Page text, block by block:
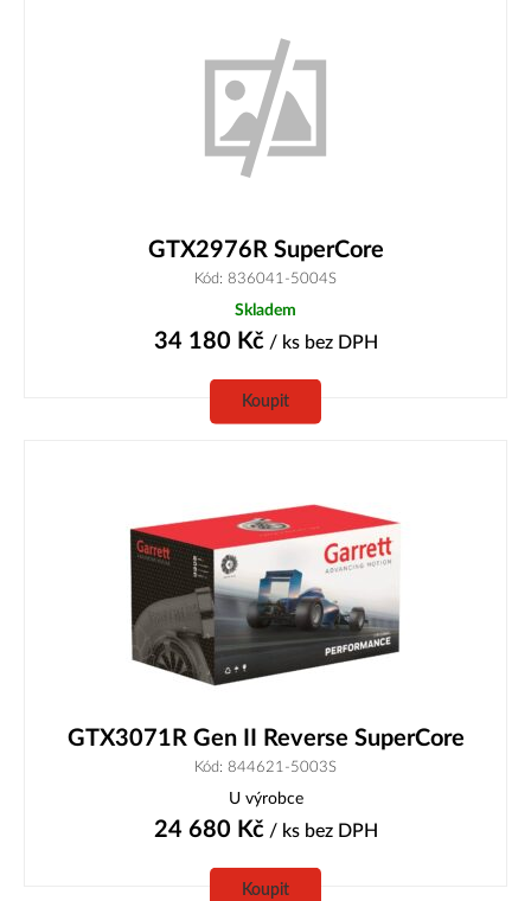
GTX2976R SuperCore
Kód: 836041-5004S
Skladem
34 180 Kč/ ks bez DPH
Koupit
GTX3071R Gen II Reverse SuperCore
Kód: 844621-5003S
U výrobce
24 680 Kč/ ks bez DPH
Koupit